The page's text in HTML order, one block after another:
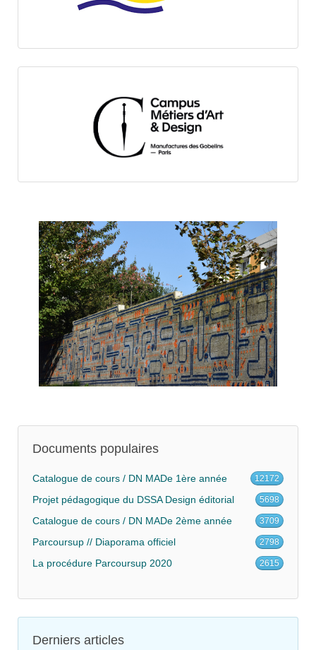
Documents populaires
Catalogue de cours / DN MADe 1ère année 12172
Projet pédagogique du DSSA Design éditorial 5698
Catalogue de cours / DN MADe 2ème année 3709
Parcoursup // Diaporama officiel 2798
La procédure Parcoursup 2020 2615
Derniers articles